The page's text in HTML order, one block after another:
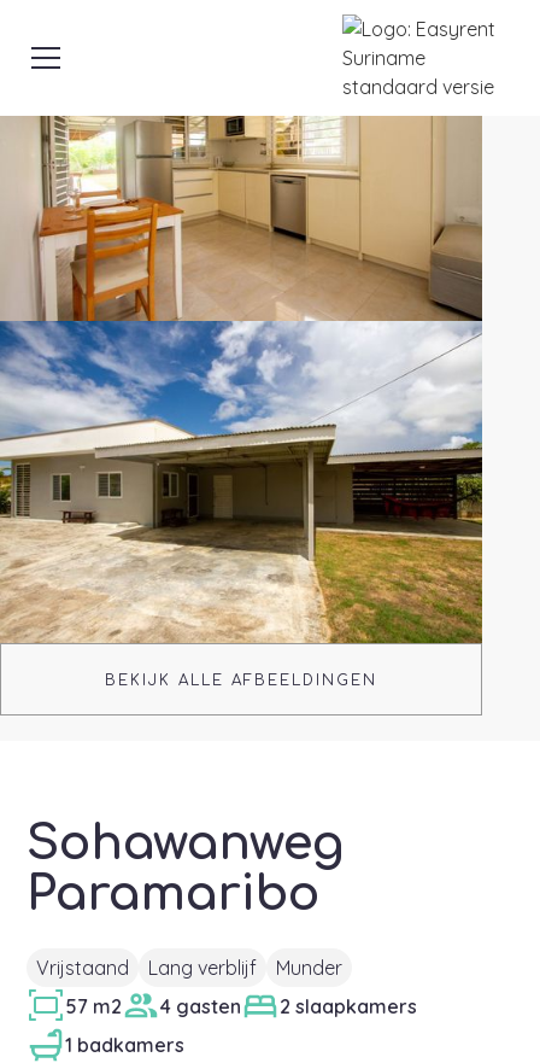
BEKIJK ALLE AFBEELDINGEN
Sohawanweg
Paramaribo
Vrijstaand Lang verblijf
Munder
57 m2
4 gasten
2 slaapkamers
1 badkamers